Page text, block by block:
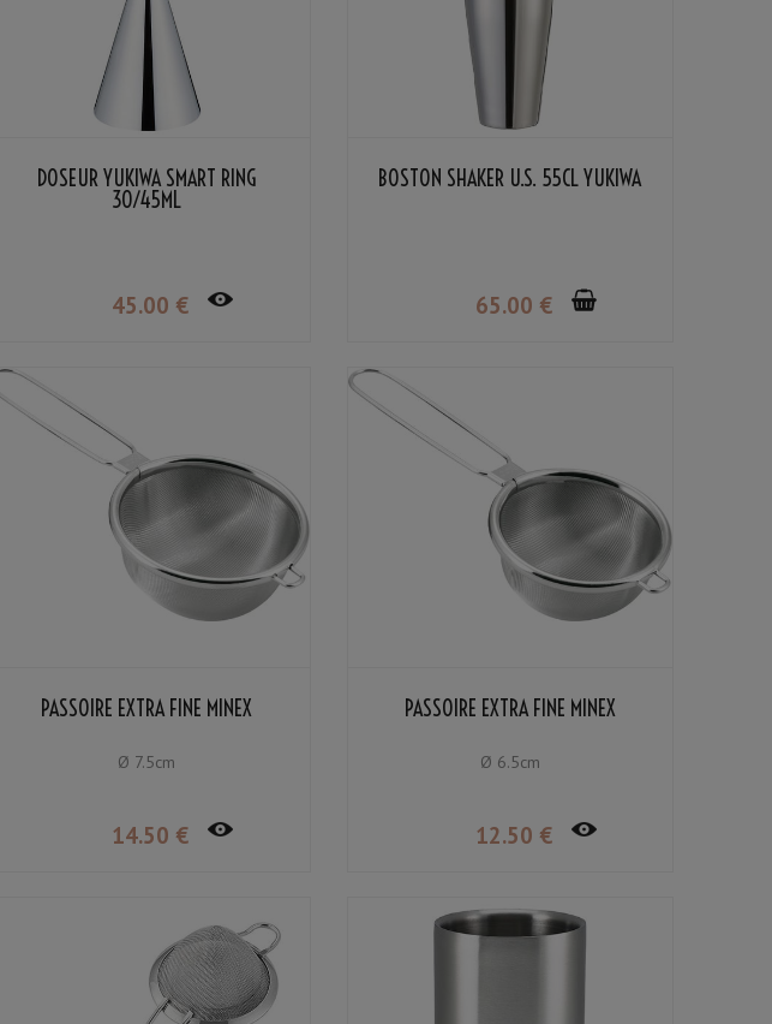
DOSEUR YUKIWA SMART RING
30/45ML
45.00 €
BOSTON SHAKER U.S. 55CL YUKIWA
65.00 €
PASSOIRE EXTRA FINE MINEX
Ø 7.5cm
14.50 €
PASSOIRE EXTRA FINE MINEX
Ø 6.5cm
12.50 €